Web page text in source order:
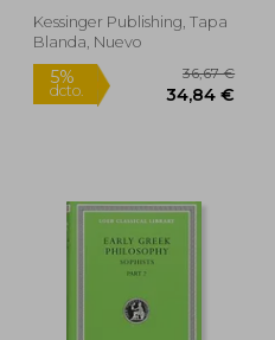
(1873) (en Francés)
Kessinger Publishing, Tapa
Blanda, Nuevo